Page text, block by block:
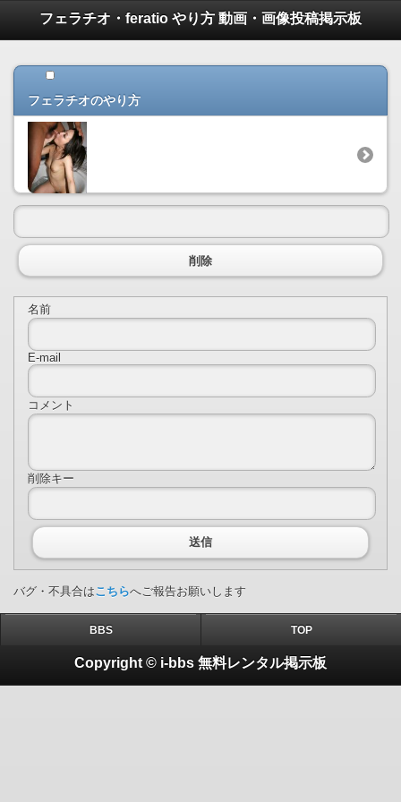
← フェラチオ・feratio やり方 動画
フェラチオ・feratio やり方 動画・画像投稿掲示板
フェラチオのやり方
削除
名前
E-mail
コメント
削除キー
送信
バグ・不具合はこちらへご報告お願いします
BBS TOP
Copyright © i-bbs 無料レンタル掲示板